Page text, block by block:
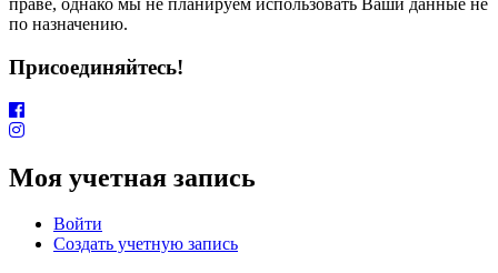
праве, однако мы не планируем использовать Ваши данные не
по назначению.
Присоединяйтесь!
Моя учетная запись
Войти
Создать учетную запись